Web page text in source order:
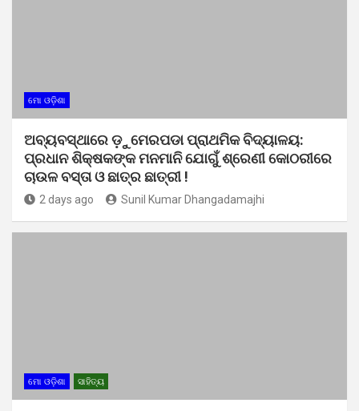
ମୋ ଓଡ଼ିଶା
ଅବ୍ୟବସ୍ଥାରେ ଡ଼ୁମେରପଡା ପ୍ରାଥମିକ ବିଦ୍ୟାଳୟ:
ପ୍ରଧାନ ଶିକ୍ଷକଙ୍କ ମନମାନି ଯୋଗୁଁ ଶ୍ରେଣୀ କୋଠରୀରେ
ଚାଉଳ ବସ୍ତା ଓ ଛାତ୍ର ଛାତ୍ରୀ !
2 days ago Sunil Kumar Dhangadamajhi
ମୋ ଓଡ଼ିଶା ସାହିତ୍ୟ